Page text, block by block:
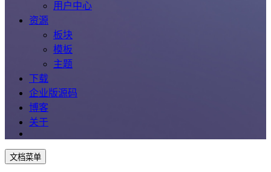
用户中心
资源
板块
模板
主题
下载
企业版源码
博客
关于
文档菜单